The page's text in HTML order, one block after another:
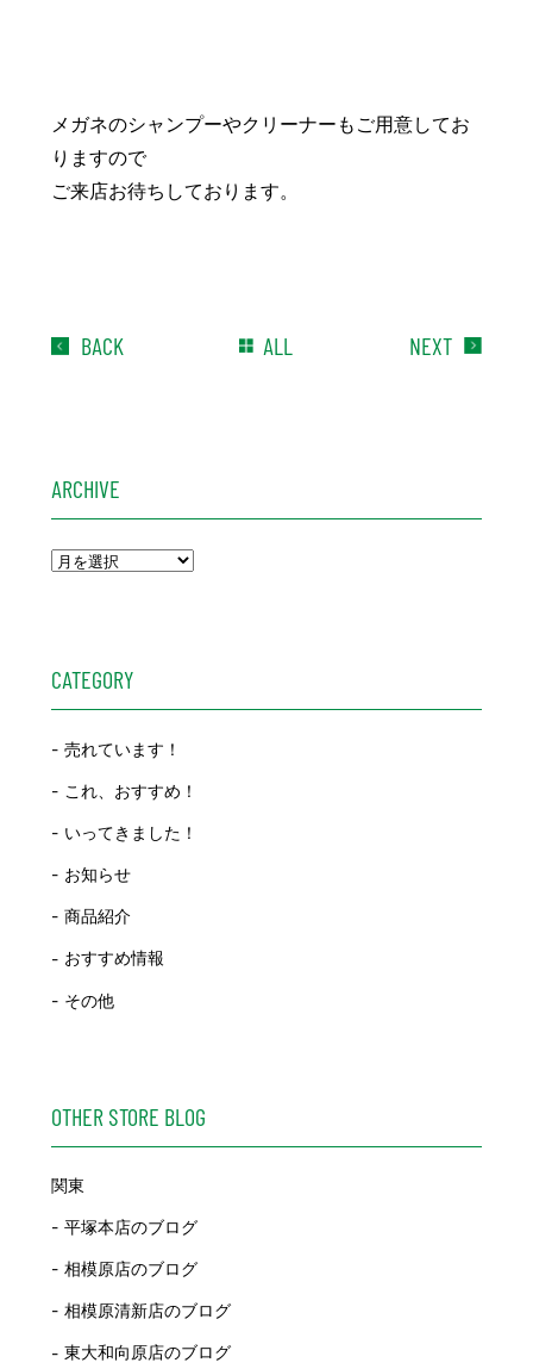
メガネのシャンプーやクリーナーもご用意してお
りますので
ご来店お待ちしております。
BACK ALL NEXT
ARCHIVE
CATEGORY
売れています！
これ、おすすめ！
いってきました！
お知らせ
商品紹介
おすすめ情報
その他
OTHER STORE BLOG
関東
平塚本店のブログ
相模原店のブログ
相模原清新店のブログ
東大和向原店のブログ